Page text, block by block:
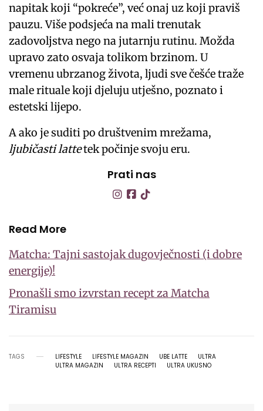
napitak koji “pokreće”, već onaj uz koji praviš
pauzu. Više podsjeća na mali trenutak
zadovoljstva nego na jutarnju rutinu. Možda
upravo zato osvaja tolikom brzinom. U
vremenu ubrzanog života, ljudi sve češće traže
male rituale koji djeluju utješno, poznato i
estetski lijepo.
A ako je suditi po društvenim mrežama,
ljubičasti lattetek počinje svoju eru.
Prati nas
Read More
Matcha: Tajni sastojak dugovječnosti (i dobre
energije)!
Pronašli smo izvrstan recept za Matcha
Tiramisu
TAGS LIFESTYLE LIFESTYLE MAGAZIN UBE LATTE
ULTRA
ULTRA MAGAZIN
ULTRA RECEPTI ULTRA UKUSNO